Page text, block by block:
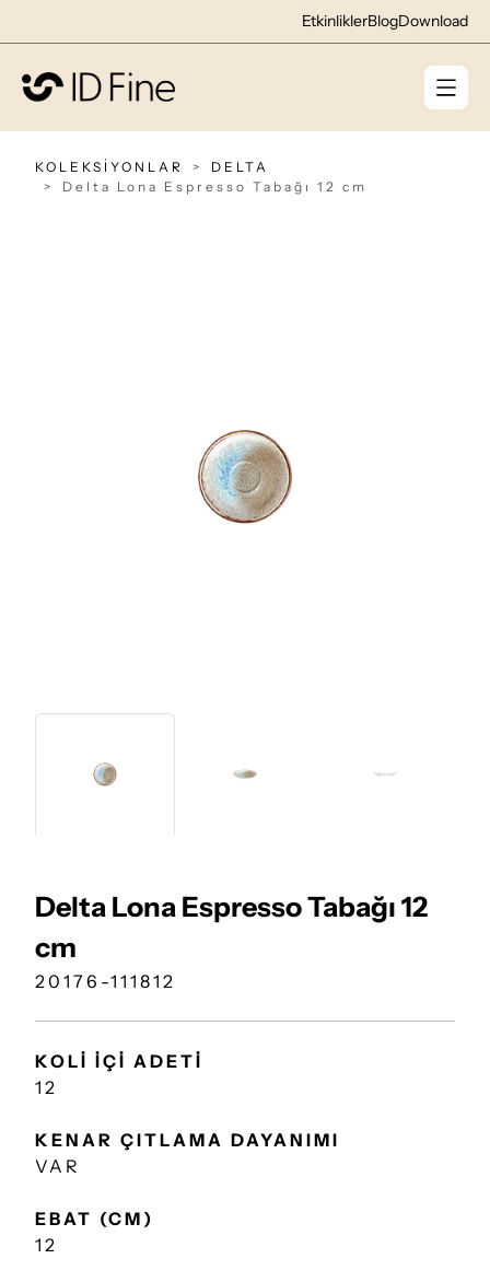
EtkinliklerBlogDownload
KOLEKSİYONLAR
DELTA
Delta Lona Espresso Tabağı 12 cm
Delta Lona Espresso Tabağı 12
cm
20176-111812
KOLİ İÇİ ADETİ
12
KENAR ÇITLAMA DAYANIMI
VAR
EBAT (CM)
12